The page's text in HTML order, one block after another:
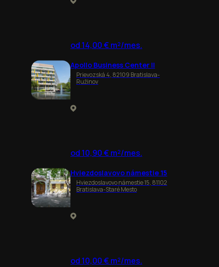
od 14,00 € m²/mes.
Apollo Business Center II
Prievozská 4, 82109 Bratislava-
Ružinov
od 10,90 € m²/mes.
Hviezdoslavovo námestie 15
Hviezdoslavovo námestie 15, 81102
Bratislava-Staré Mesto
od 10,00 € m²/mes.